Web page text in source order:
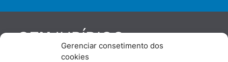
Gerenciar consetimento dos
cookies
GENJURÍDICO
De maneira independente, os autores e